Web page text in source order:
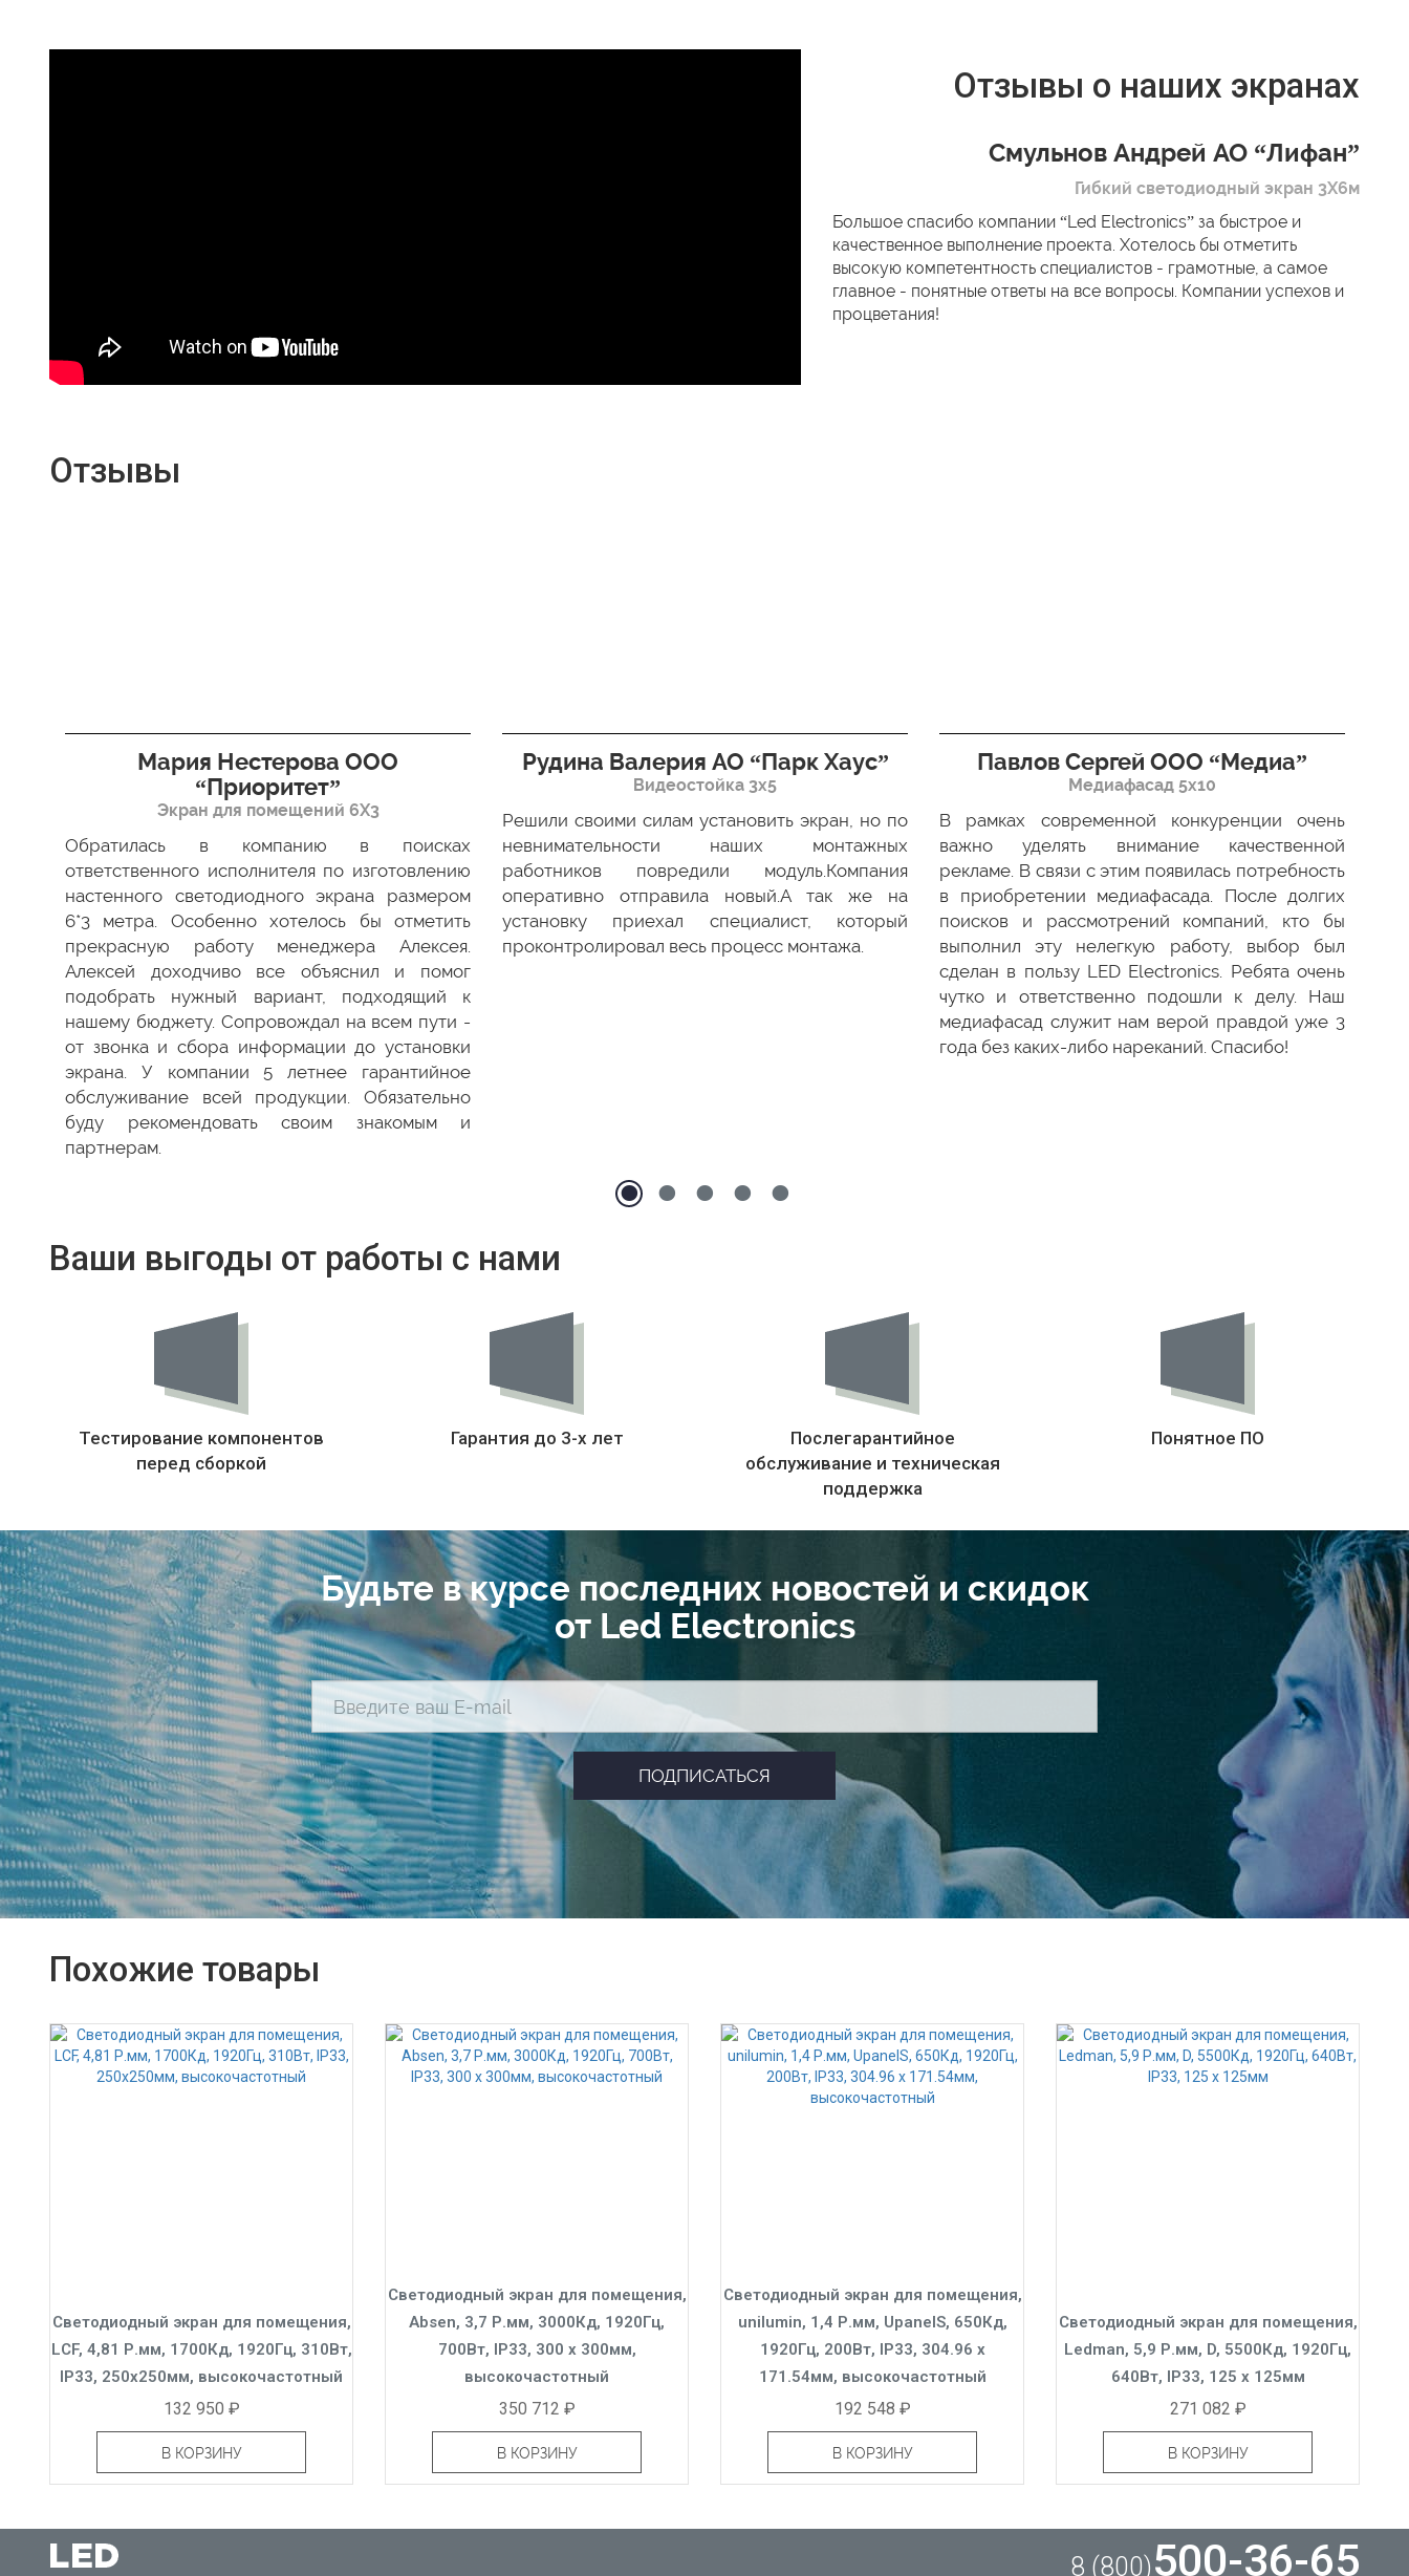
Отзывы о наших экранах
Смульнов Андрей АО “Лифан”
Гибкий светодиодный экран 3Х6м
Большое спасибо компании “Led Electronics” за быстрое и
качественное выполнение проекта. Хотелось бы отметить
высокую компетентность специалистов - грамотные, а самое
главное - понятные ответы на все вопросы. Компании успехов и
процветания!
Отзывы
Мария Нестерова ООО
“Приоритет”
Экран для помещений 6Х3
Обратилась в компанию в поисках
ответственного исполнителя по изготовлению
настенного светодиодного экрана размером
6*3 метра. Особенно хотелось бы отметить
прекрасную работу менеджера Алексея.
Алексей доходчиво все объяснил и помог
подобрать нужный вариант, подходящий к
нашему бюджету. Сопровождал на всем пути -
от звонка и сбора информации до установки
экрана. У компании 5 летнее гарантийное
обслуживание всей продукции. Обязательно
буду рекомендовать своим знакомым и
партнерам.
Рудина Валерия АО “Парк Хаус”
Видеостойка 3х5
Решили своими силам установить экран, но по
невнимательности наших монтажных
работников повредили модуль.Компания
оперативно отправила новый.А так же на
установку приехал специалист, который
проконтролировал весь процесс монтажа.
Павлов Сергей ООО “Медиа”
Медиафасад 5х10
В рамках современной конкуренции очень
важно уделять внимание качественной
рекламе. В связи с этим появилась потребность
в приобретении медиафасада. После долгих
поисков и рассмотрений компаний, кто бы
выполнил эту нелегкую работу, выбор был
сделан в пользу LED Electronics. Ребята очень
чутко и ответственно подошли к делу. Наш
медиафасад служит нам верой правдой уже 3
года без каких-либо нареканий. Спасибо!
Ваши выгоды от работы с нами
Тестирование компонентов
перед сборкой
Гарантия до 3-х лет
Послегарантийное
обслуживание и техническая
поддержка
Понятное ПО
Будьте в курсе последних новостей и скидок
от Led Electronics
Похожие товары
Светодиодный экран для помещения,
LCF, 4,81 Р.мм, 1700Кд, 1920Гц, 310Вт,
IP33, 250x250мм, высокочастотный
132 950 ₽
В КОРЗИНУ
Светодиодный экран для помещения,
Absen, 3,7 Р.мм, 3000Кд, 1920Гц,
700Вт, IP33, 300 x 300мм,
высокочастотный
350 712 ₽
В КОРЗИНУ
Светодиодный экран для помещения,
unilumin, 1,4 Р.мм, UpanelS, 650Кд,
1920Гц, 200Вт, IP33, 304.96 x
171.54мм, высокочастотный
192 548 ₽
В КОРЗИНУ
Светодиодный экран для помещения,
Ledman, 5,9 Р.мм, D, 5500Кд, 1920Гц,
640Вт, IP33, 125 x 125мм
271 082 ₽
В КОРЗИНУ
8 (800)500-36-65